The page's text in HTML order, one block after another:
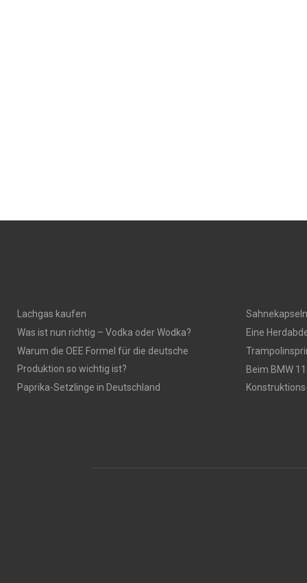
Lachgas kaufen
Was ist nun richtig – Vodka oder Wodka?
Warum die OEE Formel für die deutsche
Produktion so wichtig ist?
Paprika-Setzlinge in Deutschland
Sahnekapseln
Eine
Beim BMW